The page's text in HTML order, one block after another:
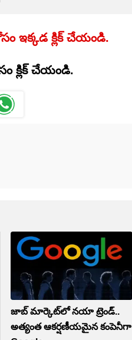
ఇక్కడ క్లిక్ చేయండి.
క్లిక్‌ చేయండి.
జాబ్ మార్కెట్‌లో నయా ట్రెండ్..
అత్యంత ఆకర్షణీయమైన కంపెనీగా